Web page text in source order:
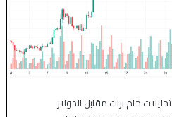
أخبار خام برنت اليوم 2026-08-07 تحليلات خام برنت مقابل الدولار